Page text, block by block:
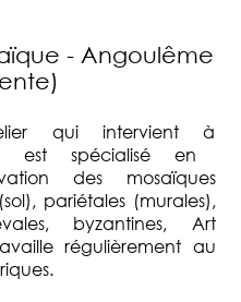
- Angoulême
qui intervient à
est spécialisé en
des mosaïques
pariétales (murales),
byzantines, Art
régulièrement au